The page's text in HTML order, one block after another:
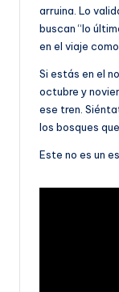
arruina. Lo
buscan “lo
en el viaje
Si estás en el
octubre y
ese tren.
los bosques
Este no es un